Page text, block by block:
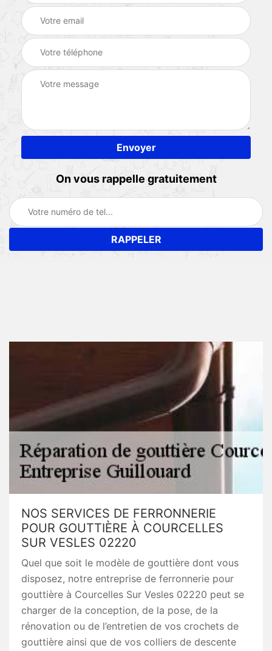
On vous rappelle gratuitement
NOS SERVICES DE FERRONNERIE
POUR GOUTTIÈRE À COURCELLES
SUR VESLES 02220
Quel que soit le modèle de gouttière dont vous
disposez, notre entreprise de ferronnerie pour
gouttière à Courcelles Sur Vesles 02220 peut se
charger de la conception, de la pose, de la
rénovation ou de l’entretien de vos crochets de
gouttière ainsi que de vos colliers de descente